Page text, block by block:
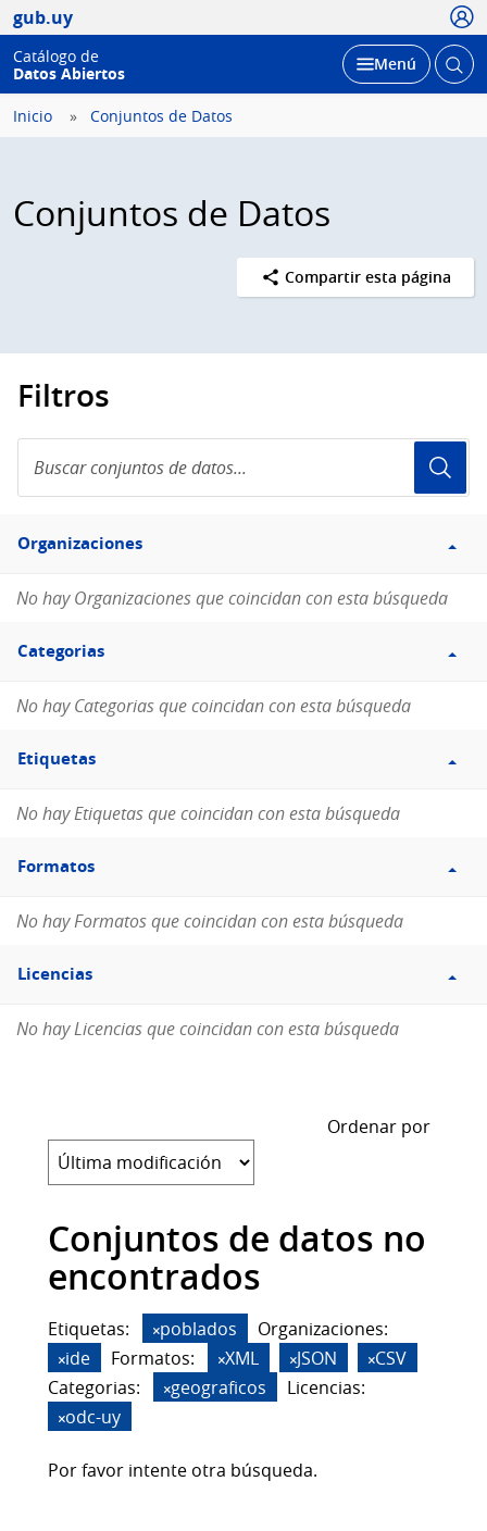
gub.uy
Catálogo de
Datos Abiertos
Desplegar
Menú Abrir
Inicio Conjuntos de Datos
Conjuntos de Datos
Compartir esta página
Filtros
conjuntos
de
Filtro
Organizaciones
Organizaciones
No hay Organizaciones que coincidan con esta búsqueda
Filtro
Categorias
Categorias
No hay Categorias que coincidan con esta búsqueda
Filtro
Etiquetas
Etiquetas
No hay Etiquetas que coincidan con esta búsqueda
Filtro
Formatos
Formatos
No hay Formatos que coincidan con esta búsqueda
Filtro
Licencias
Licencias
No hay Licencias que coincidan con esta búsqueda
Ordenar por
Conjuntos de datos no
encontrados
Etiquetas: poblados
Organizaciones:
ide
Formatos: XML JSON
CSV
Categorias:
geograficos
Licencias:
odc-uy
Por favor intente otra búsqueda.